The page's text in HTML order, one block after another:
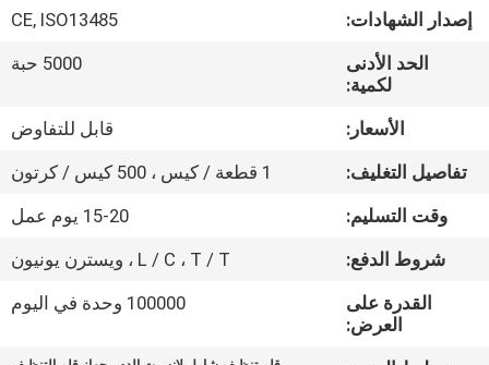
عرض
الافتراضي
معلومات
جولة
إصدار الشهادات:
CE, ISO13485
الحد الأدنى
لكمية:
5000 حبة
الأسعار:
قابل للتفاوض
تفاصيل التغليف:
1 قطعة / كيس ، 500 كيس / كرتون
وقت التسليم:
15-20 يوم عمل
شروط الدفع:
L / C ، T / T ، ويسترن يونيون
القدرة على
العرض:
100000 وحدة في اليوم